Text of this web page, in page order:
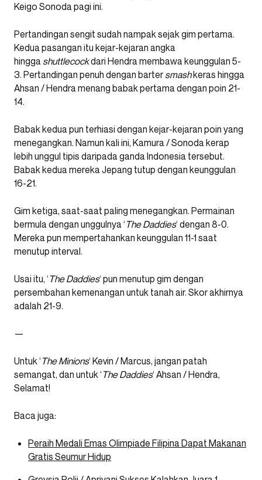
Keigo Sonoda pagi ini.
Pertandingan sengit sudah nampak sejak gim pertama.
Kedua pasangan itu kejar-kejaran angka
hingga shuttlecockdari Hendra membawa keunggulan 5-
3. Pertandingan penuh dengan barter smashkeras hingga
Ahsan / Hendra menang babak pertama dengan poin 21-
14.
Babak kedua pun terhiasi dengan kejar-kejaran poin yang
menegangkan. Namun kali ini, Kamura / Sonoda kerap
lebih unggul tipis daripada ganda Indonesia tersebut.
Babak kedua mereka Jepang tutup dengan keunggulan
16-21.
Gim ketiga, saat-saat paling menegangkan. Permainan
bermula dengan unggulnya ‘ The Daddies‘ dengan 8-0.
Mereka pun mempertahankan keunggulan 11-1 saat
menutup interval.
Usai itu, ‘ The Daddies‘ pun menutup gim dengan
persembahan kemenangan untuk tanah air. Skor akhirnya
adalah 21-9.
—
Untuk ‘ The Minions‘ Kevin / Marcus, jangan patah
semangat, dan untuk ‘ The Daddies‘ Ahsan / Hendra,
Selamat!
Baca juga:
Peraih Medali Emas Olimpiade Filipina Dapat Makanan
Gratis Seumur Hidup